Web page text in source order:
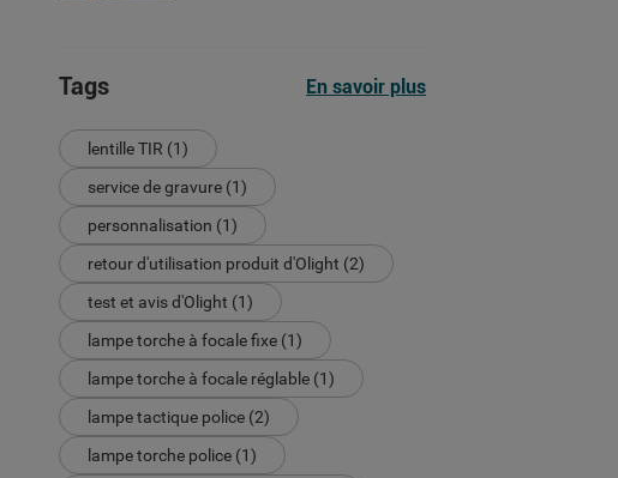
Tags En savoir plus
lentille TIR (1)
service de gravure (1)
personnalisation (1)
retour d'utilisation produit d'Olight (2)
test et avis d'Olight (1)
lampe torche à focale fixe (1)
lampe torche à focale réglable (1)
lampe tactique police (2)
lampe torche police (1)